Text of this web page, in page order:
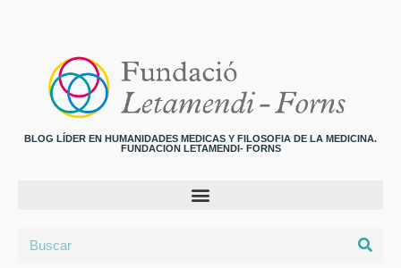
BLOG LÍDER EN HUMANIDADES MEDICAS Y FILOSOFIA DE LA MEDICINA.
FUNDACION LETAMENDI- FORNS